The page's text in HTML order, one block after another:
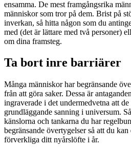
ensamma. De mest framgångsrika
människor som tror på dem. Brist på
inverkan, så hitta någon som du
med (det är lättare med två personer)
om dina framsteg.
Ta bort inre barriärer
Många människor har begränsande
från att göra saker. Dessa är
ingraverade i det undermedvetna att
grundläggande sanning i universum.
känslorna och tankarna du har
begränsande övertygelser så att du
förverkliga ditt nyårslöfte i år.